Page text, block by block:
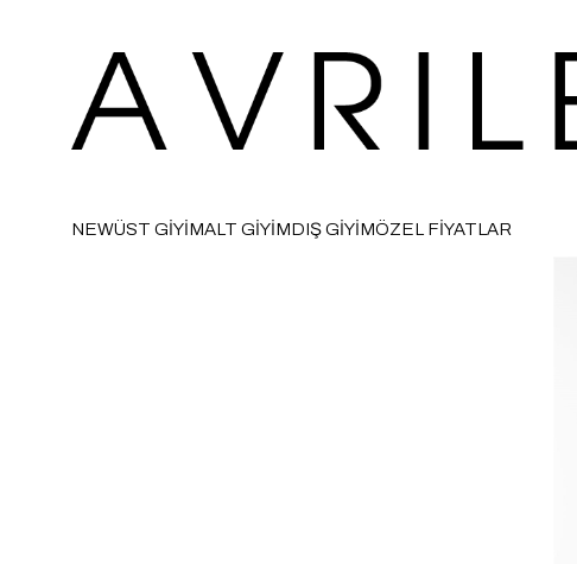
NEWÜST GİYİMALT GİYİMDIŞ GİYİMÖZEL FİYATLAR